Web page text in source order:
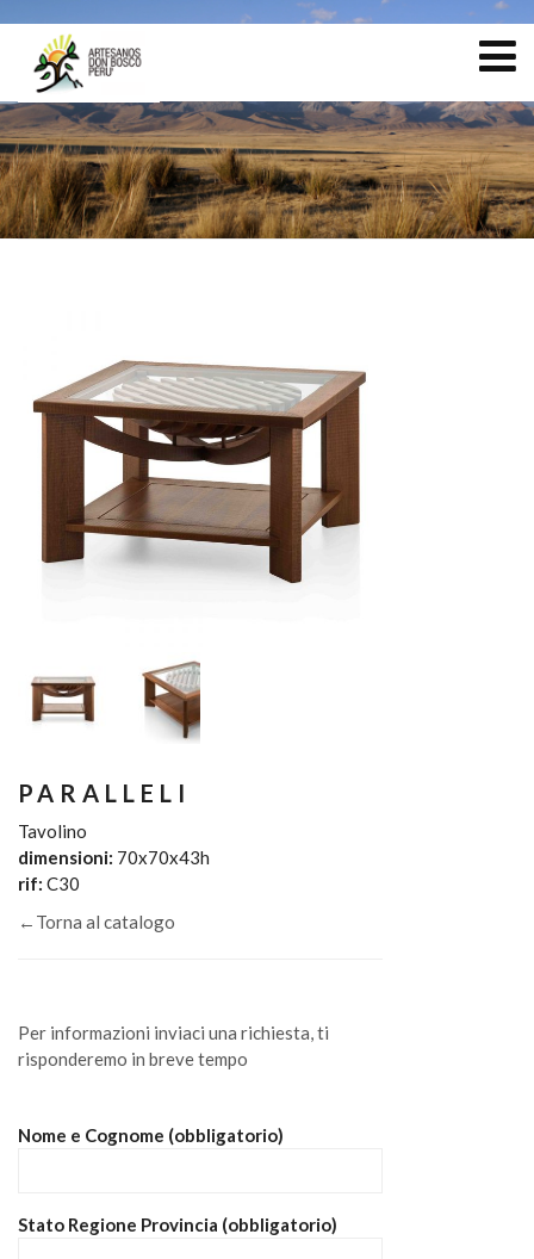
PARALLELI
Tavolino
dimensioni: 70x70x43h
rif: C30
←Torna al catalogo
Per informazioni inviaci una richiesta, ti
risponderemo in breve tempo
Nome e Cognome (obbligatorio)
Stato Regione Provincia (obbligatorio)